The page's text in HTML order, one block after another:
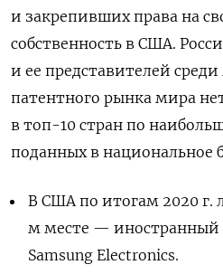
и закрепивших права на
собственность в США.
и ее представителей
патентного рынка мира
в топ-10 стран по
поданных в национальное
В США по итогам 2020 г.
м месте — иностранный
Samsung Electronics.